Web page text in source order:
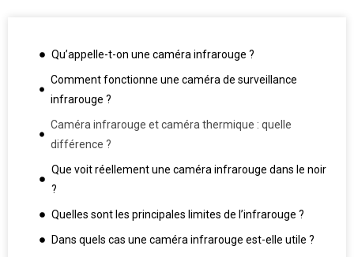
Qu’appelle-t-on une caméra infrarouge ?
Comment fonctionne une caméra de surveillance
infrarouge ?
Caméra infrarouge et caméra thermique : quelle
différence ?
Que voit réellement une caméra infrarouge dans le noir
?
Quelles sont les principales limites de l’infrarouge ?
Dans quels cas une caméra infrarouge est-elle utile ?